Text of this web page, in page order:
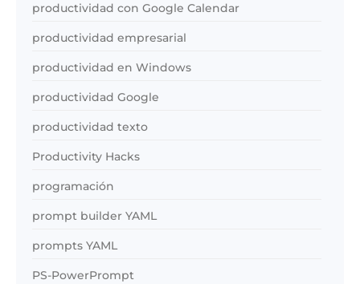
productividad con Google Calendar
productividad empresarial
productividad en Windows
productividad Google
productividad texto
Productivity Hacks
programación
prompt builder YAML
prompts YAML
PS-PowerPrompt